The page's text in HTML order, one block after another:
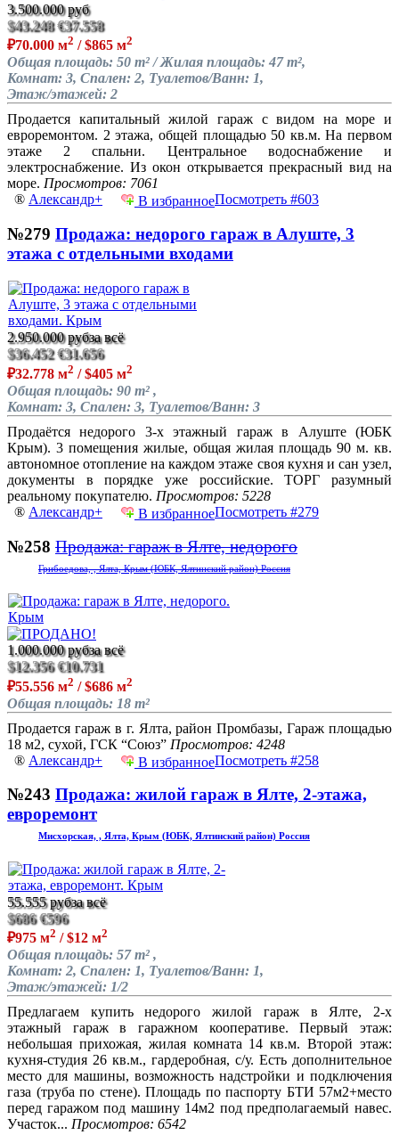
3.500.000 руб
$43.248 €37.558
₽70.000 м2 / $865 м2
Общая площадь: 50 m² / Жилая площадь: 47 m²,
Комнат: 3, Спален: 2, Туалетов/Ванн: 1,
Этаж/этажей: 2
Продается капитальный жилой гараж с видом на море и
евроремонтом. 2 этажа, общей площадью 50 кв.м. На первом
этаже 2 спальни. Центральное водоснабжение и
электроснабжение. Из окон открывается прекрасный вид на
море. Просмотров: 7061
® Александр+ В избранноеПосмотреть #603
№279 Продажа: недорого гараж в Алуште, 3
этажа с отдельными входами
2.950.000 рубза всё
$36.452 €31.656
₽32.778 м2 / $405 м2
Общая площадь: 90 m² ,
Комнат: 3, Спален: 3, Туалетов/Ванн: 3
Продаётся недорого 3-х этажный гараж в Алуште (ЮБК
Крым). 3 помещения жилые, общая жилая площадь 90 м. кв.
автономное отопление на каждом этаже своя кухня и сан узел,
документы в порядке уже российские. ТОРГ разумный
реальному покупателю. Просмотров: 5228
® Александр+ В избранноеПосмотреть #279
№258 Продажа: гараж в Ялте, недорого
Грибоедова, , Ялта, Крым (ЮБК, Ялтинский район) Россия
1.000.000 рубза всё
$12.356 €10.731
₽55.556 м2 / $686 м2
Общая площадь: 18 m²
Продается гараж в г. Ялта, район Промбазы, Гараж площадью
18 м2, сухой, ГСК “Союз” Просмотров: 4248
® Александр+ В избранноеПосмотреть #258
№243 Продажа: жилой гараж в Ялте, 2-этажа,
евроремонт
Мисхорская, , Ялта, Крым (ЮБК, Ялтинский район) Россия
55.555 рубза всё
$686 €596
₽975 м2 / $12 м2
Общая площадь: 57 m² ,
Комнат: 2, Спален: 1, Туалетов/Ванн: 1,
Этаж/этажей: 1/2
Предлагаем купить недорого жилой гараж в Ялте, 2-х
этажный гараж в гаражном кооперативе. Первый этаж:
небольшая прихожая, жилая комната 14 кв.м. Второй этаж:
кухня-студия 26 кв.м., гардеробная, с/у. Есть дополнительное
место для машины, возможность надстройки и подключения
газа (труба по стене). Площадь по паспорту БТИ 57м2+место
перед гаражом под машину 14м2 под предполагаемый навес.
Участок... Просмотров: 6542